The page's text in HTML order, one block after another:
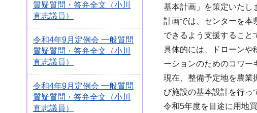
質疑質問・答弁全文（小川
直志議員）
令和4年9月定例会 一般質問
質疑質問・答弁全文（小川
直志議員）
令和4年9月定例会 一般質問
質疑質問・答弁全文（小川
直志議員）
基本計画」を策定いたし
計画では、センターを本
できるよう支援すること
具体的には、ドローンや
ーションのためのコワー
現在、整備予定地を農業
び施設の基本設計を行っ
令和5年度を目途に用地